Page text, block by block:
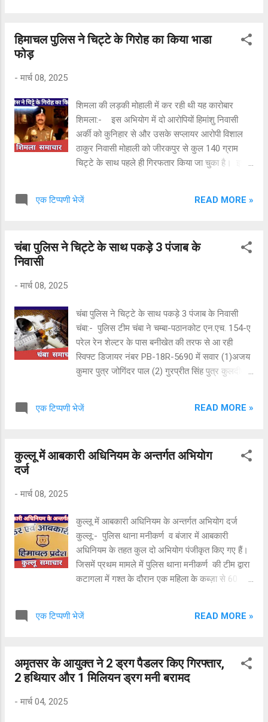
को एक लाख जुर्माने के साथ दस वर्ष के कठोर करावास की
हिमाचल पुलिस ने चिट्टे के गिरोह का किया भाडा
फोड़
- मार्च 08, 2025
शिमला की लड़की मोहाली में कर रही थी यह कारोबार
शिमला:- इस अभियोग में दो आरोपियों हिमांशु निवासी
अर्की को कुनिहार से और उसके सप्लायर आरोपी विशाल
ठाकुर निवासी मोहाली को जीरकपुर से कुल 140 ग्राम
चिट्टे के साथ पहले ही गिरफतार किया जा चुका है। इस
मौके वारदात पर जीरकपुर में आरोपी विशाल के साथ पकड़ी
अपना फ़ोन बंद करके फरार हो गई और उसने आरोपी
टीम द्वारा लगातार तलाश की जा रही थी। जो तलाश के
दौरान पुलिस टीम द्वारा तकनिकी जाँच पद्धति के विश्लेषण के
आधार पर संलिप्त महिला आरोपी मीनाक्षी पुत्री कैलाश चन्द
निवासी तह० रोहडू जिला शिमला हि०प्र० उम्र 31 वर्ष को
रोहडु क्षेत्र से गिरफतार किया गया। जांच के दौरान यह भी
पाया गया क...
एक टिप्पणी भेजें READ MORE »
चंबा पुलिस ने चिट्टे के साथ पकड़े 3 पंजाब के
निवासी
- मार्च 08, 2025
चंबा पुलिस ने चिट्टे के साथ पकड़े 3 पंजाब के निवासी
चंबा:- पुलिस टीम चंबा ने चम्बा-पठानकोट एन.एच. 154-ए
परेल रेन शेल्टर के पास बनीखेत की तरफ से आ रही
स्विफ्ट डिजायर नंबर PB-18R-5690 में सवार (1)अजय
कुमार पुत्र जोगिंदर पाल (2) गुरप्रीत सिंह पुत्र कुलदीप
कब्जा से 04.80 ग्राम चिट्टा बरामद किया है। पुलिस ने
एक टिप्पणी भेजें READ MORE »
कुल्लू में आबकारी अधिनियम के अन्तर्गत अभियोग
दर्ज
- मार्च 08, 2025
कुल्लू में आबकारी अधिनियम के अन्तर्गत अभियोग दर्ज
कुल्लू:- पुलिस थाना मनीकर्ण व बंजार में आबकारी
अधिनियम के तहत कुल दो अभियोग पंजीकृत किए गए हैं।
जिसमें प्रथम मामले में पुलिस थाना मनीकर्ण की टीम द्वारा
कटागला में गश्त के दौरान एक महिला के कब्ज़ा से 60
टीम द्वारा गुप्त सूचना के आधार पर टीपूधार में निहाल सिंह
की गई है । उपरोक्त मामलों में महिला आरोपी के
विरुद्ध पुलिस थाना मनीकर्ण व आरोपी निहाल सिंह के विरुद्ध
एक टिप्पणी भेजें READ MORE »
अमृतसर के आयुक्त ने 2 ड्रग पैडलर किए गिरफ्तार,
2 हथियार और 1 मिलियन ड्रग मनी बरामद
- मार्च 04, 2025